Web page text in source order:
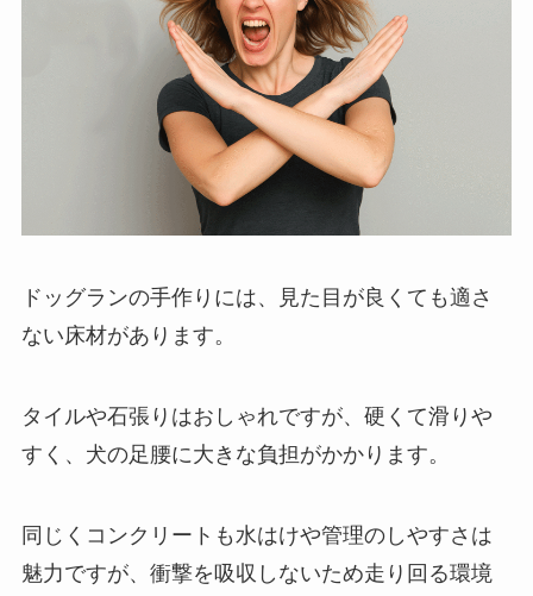
ドッグランの手作りには、見た目が良くても適さ
ない床材があります。
タイルや石張りはおしゃれですが、硬くて滑りや
すく、犬の足腰に大きな負担がかかります。
同じくコンクリートも水はけや管理のしやすさは
魅力ですが、衝撃を吸収しないため走り回る環境